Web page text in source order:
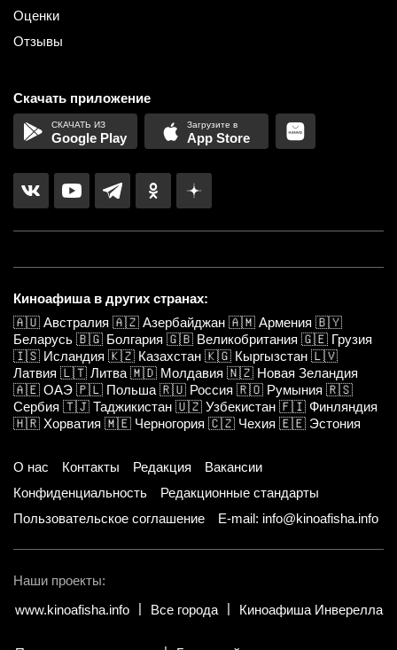
Оценки
Отзывы
Скачать приложение
Google Play App Store
Киноафиша в других странах:
🇦🇺 Австралия 🇦🇿 Азербайджан 🇦🇲 Армения 🇧🇾
Беларусь 🇧🇬 Болгария 🇬🇧 Великобритания 🇬🇪 Грузия
🇮🇸 Исландия 🇰🇿 Казахстан 🇰🇬 Кыргызстан 🇱🇻
Латвия 🇱🇹 Литва 🇲🇩 Молдавия 🇳🇿 Новая Зеландия
🇦🇪 ОАЭ 🇵🇱 Польша 🇷🇺 Россия 🇷🇴 Румыния 🇷🇸
Сербия 🇹🇯 Таджикистан 🇺🇿 Узбекистан 🇫🇮 Финляндия
🇭🇷 Хорватия 🇲🇪 Черногория 🇨🇿 Чехия 🇪🇪 Эстония
О нас Контакты Редакция
Вакансии
Конфиденциальность
Редакционные стандарты
Пользовательское соглашение
E-mail: info@kinoafisha.info
Наши проекты:
www.kinoafisha.info
Все города Киноафиша Инверелла